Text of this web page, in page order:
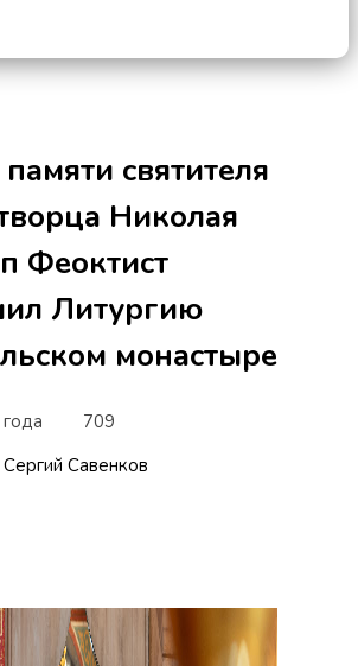
святителя
Николая
Феоктист
Литургию
монастыре
709
Савенков